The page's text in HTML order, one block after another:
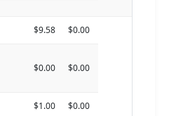
$9.58
$0.00
$0.00 $0.00
$1.00
$0.00